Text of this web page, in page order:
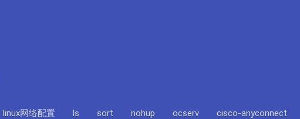
linux网络配置 ls sort nohup ocserv cisco-anyconnect